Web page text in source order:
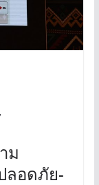
ม
ลอดภัย-